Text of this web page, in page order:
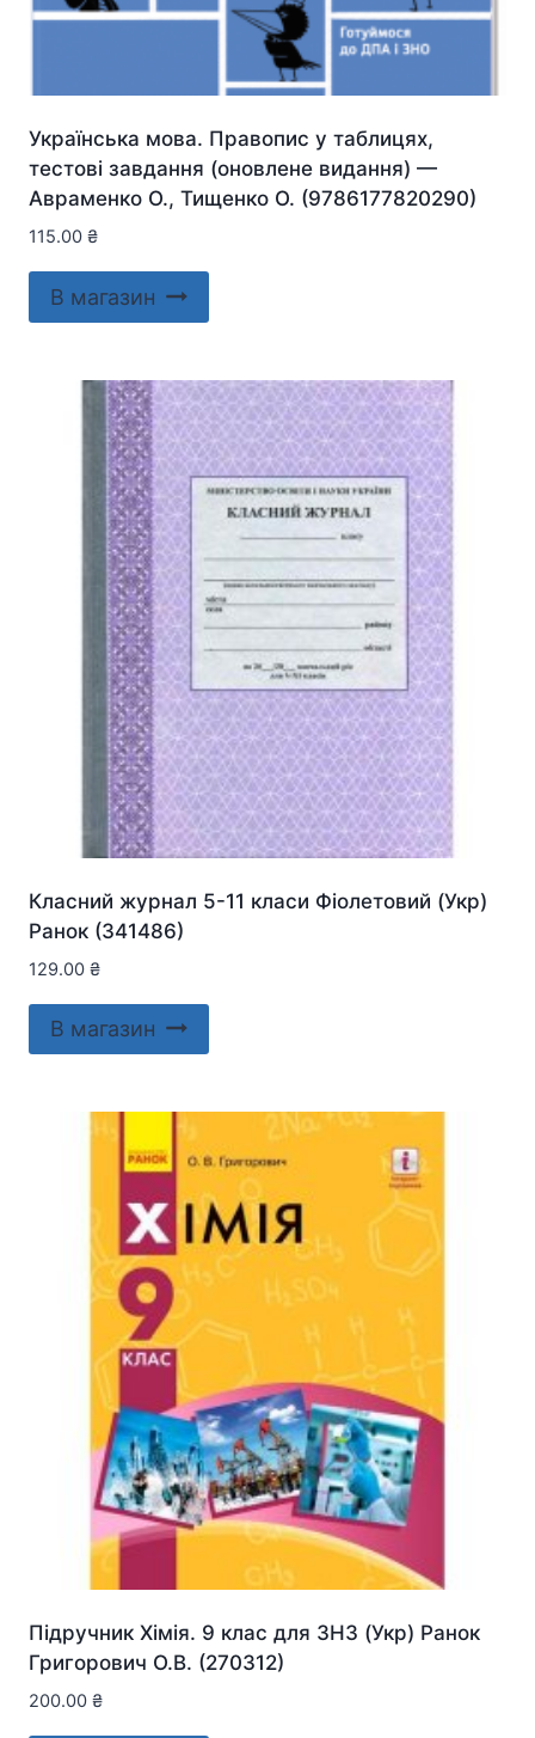
Українська мова. Правопис у таблицях,
тестові завдання (оновлене видання) —
Авраменко О., Тищенко О. (9786177820290)
115.00 ₴
В магазин
Класний журнал 5-11 класи Фіолетовий (Укр)
Ранок (341486)
129.00 ₴
В магазин
Підручник Хімія. 9 клас для ЗНЗ (Укр) Ранок
Григорович О.В. (270312)
200.00 ₴